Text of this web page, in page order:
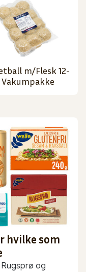
m/Flesk 12-
Vakumpakke
hvilke som
og